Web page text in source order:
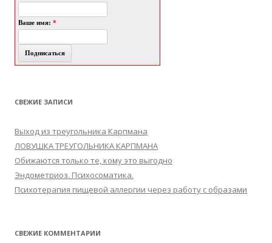
Ваше имя: *
СВЕЖИЕ ЗАПИСИ
Выход из треугольника Карпмана
ЛОВУШКА ТРЕУГОЛЬНИКА КАРПМАНА
Обижаются только те, кому это выгодно
Эндометриоз. Психосоматика.
Психотерапия пищевой аллергии через работу с образами
СВЕЖИЕ КОММЕНТАРИИ